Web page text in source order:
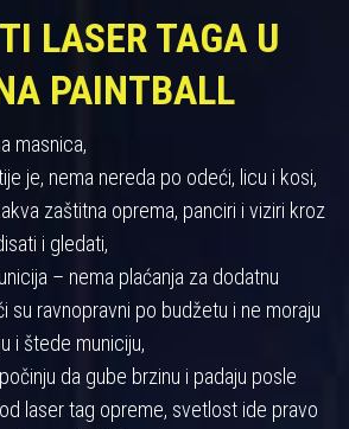
LASER TAGA U
PAINTBALL
masnica,
je, nema nereda po odeći, licu i kosi,
zaštitna oprema, panciri i viziri kroz
i gledati,
– nema plaćanja za dodatnu
su ravnopravni po budžetu i ne moraju
i štede municiju,
da gube brzinu i padaju posle
laser tag opreme, svetlost ide pravo